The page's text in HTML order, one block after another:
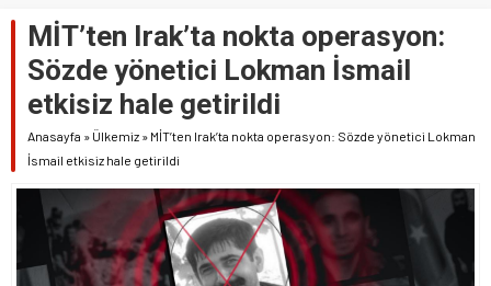
MİT’ten Irak’ta nokta operasyon:
Sözde yönetici Lokman İsmail
etkisiz hale getirildi
Anasayfa » Ülkemiz » MİT’ten Irak’ta nokta operasyon: Sözde yönetici Lokman
İsmail etkisiz hale getirildi